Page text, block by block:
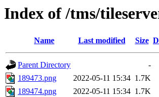
Index of /tms/
Name Last modified Size
Parent Directory
-
189473.png
2022-05-11 15:34 1.7K
189474.png
2022-05-11 15:34 1.7K